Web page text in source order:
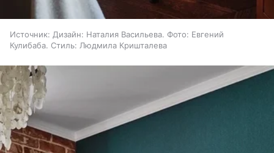
Источник: Дизайн: Наталия Васильева. Фото: Евгений
Кулибаба. Стиль: Людмила Кришталева